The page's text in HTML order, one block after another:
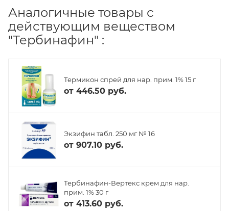
Аналогичные товары с
действующим веществом
"Тербинафин" :
Термикон спрей для нар. прим. 1% 15 г
от 446.50 руб.
Экзифин табл. 250 мг № 16
от 907.10 руб.
Тербинафин-Вертекс крем для нар.
прим. 1% 30 г
от 413.60 руб.